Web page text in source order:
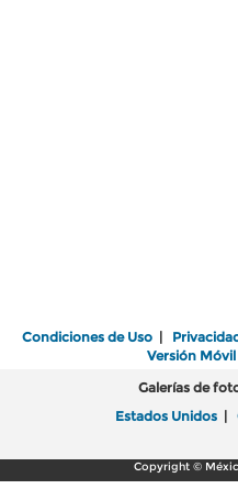
Condiciones de Uso |
Versión Móvil
Galerías de
Estados Unidos |
Copyright ©